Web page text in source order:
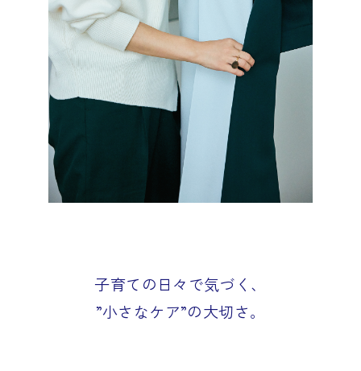
子育ての日々で気づく、
”小さなケア”の大切さ。